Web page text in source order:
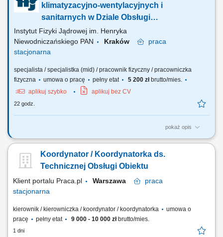
Utrzymanie terenu wokół budynku (prace ogrodnicze i porządkowe)
Zimowe utrzymanie terenu...
klimatyzacyjno-wentylacyjnych i
sanitarnych w Dziale Obsługi
Technicznej
Instytut Fizyki Jądrowej im. Henryka
Niewodniczańskiego PAN
Kraków
praca
stacjonarna
specjalista / specjalistka (mid) / pracownik fizyczny / pracowniczka
fizyczna
umowa o pracę pełny etat 5 200 złbrutto/mies.
aplikuj szybko
aplikuj bez CV
22 godz.
pokaż opis
OPIS ZADAŃ/ STANOWISKA PRACY: czuwanie nad bieżącą
WOD-KAN, realizacja prac montażowych instalacji sanitarnych zgodnie
z dokumentacją techniczną, wykonywanie samodzielnie lub w grupie
Koordynator / Koordynatorka ds.
Technicznej Obsługi Obiektu
Klient portalu Praca.pl Warszawa
praca
stacjonarna
kierownik / kierowniczka / koordynator / koordynatorka
umowa o
pracę
pełny etat 9 000 - 10 000 złbrutto/mies.
1 dni